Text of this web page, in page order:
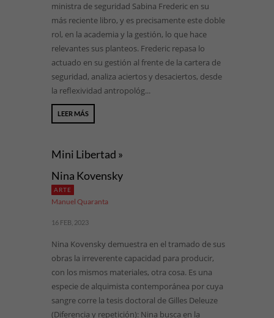
ministra de seguridad Sabina Frederic en su
más reciente libro, y es precisamente este doble
rol, en la academia y la gestión, lo que hace
relevantes sus planteos. Frederic repasa lo
actuado en su gestión al frente de la cartera de
seguridad, analiza aciertos y desaciertos, desde
la reflexividad antropológ...
LEER MÁS
Mini Libertad »
Nina Kovensky
ARTE
Manuel Quaranta
16 FEB, 2023
Nina Kovensky demuestra en el tramado de sus
obras la irreverente capacidad para producir,
con los mismos materiales, otra cosa. Es una
especie de alquimista contemporánea por cuya
sangre corre la tesis doctoral de Gilles Deleuze
(Diferencia y repetición): Nina busca en la